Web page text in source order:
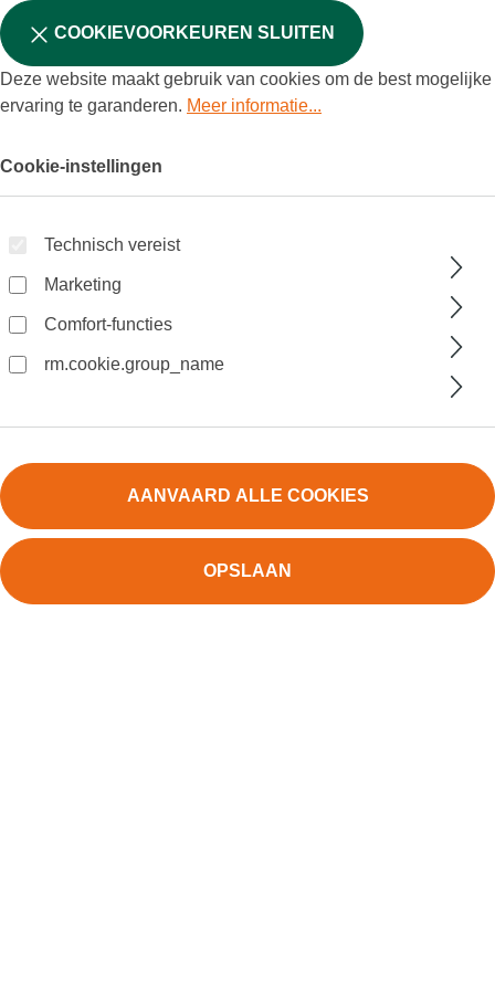
COOKIEVOORKEUREN SLUITEN
Deze website maakt gebruik van cookies om de best mogelijke
ervaring te garanderen. Meer informatie...
Cookie-instellingen
Technisch vereist
Marketing
Comfort-functies
rm.cookie.group_name
AANVAARD ALLE COOKIES
OPSLAAN